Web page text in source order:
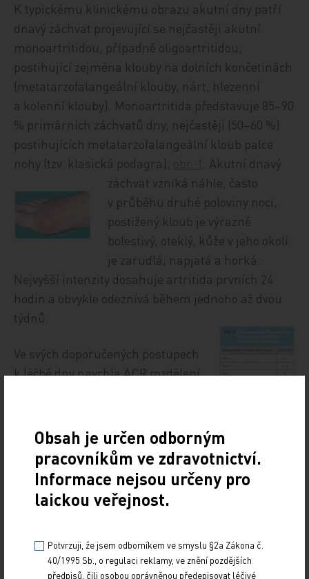
K typickému klinickému obrazu akutní dny patří
dnavý záchvat projevující se nejčastěji akutní
monoartritidou, případně oligoartritidou,
postihující zejména klouby na dolních končetinách
(metatarzofalangeální klouby, nárt, hlezenní
a kolenní klouby). Monoartritida představuje 85–90
% primárních záchvatů dny, nejčastěji (50–60 %)
postihujících metatarzofalangeální kloub palce
nohy (tzv. klasická podagra),
. Akutní dnavý
záchvat vzniká náhle, často
v průběhu druhé poloviny noci,
postižený kloub je výrazně
bolestivý, oteklý, kůže v jeho okolí
je zarudlá, napjatá a horká.
Nejvyšší intenzity dosahuje artritida prvních 24
hodin a obvykle odeznívá během jednoho až dvou
týdnů.
Ve svých doporučených postupech
k léčbě dny navrhla ACR rozdělení
pacientem na vizuální analogové škále (VAS)
na mírný, středně těžký a těžký
tab. 2 . Z hlediska
časového průběhu doporučuje ACR rozdělit
jednotlivé fáze dnavého záchvatu na časnou,
etablovanou a pozdní fázi,tab. 3
a velikosti postižených kloubů,tab. 4.
Obsah je určen odborným
pracovníkům ve zdravotnictví.
Informace nejsou určeny pro
laickou veřejnost.
Potvrzuji, že jsem odborníkem ve smyslu §2a Zákona č.
40/1995 Sb., o regulaci reklamy, ve znění pozdějších
předpisů, čili osobou oprávněnou předepisovat léčivé